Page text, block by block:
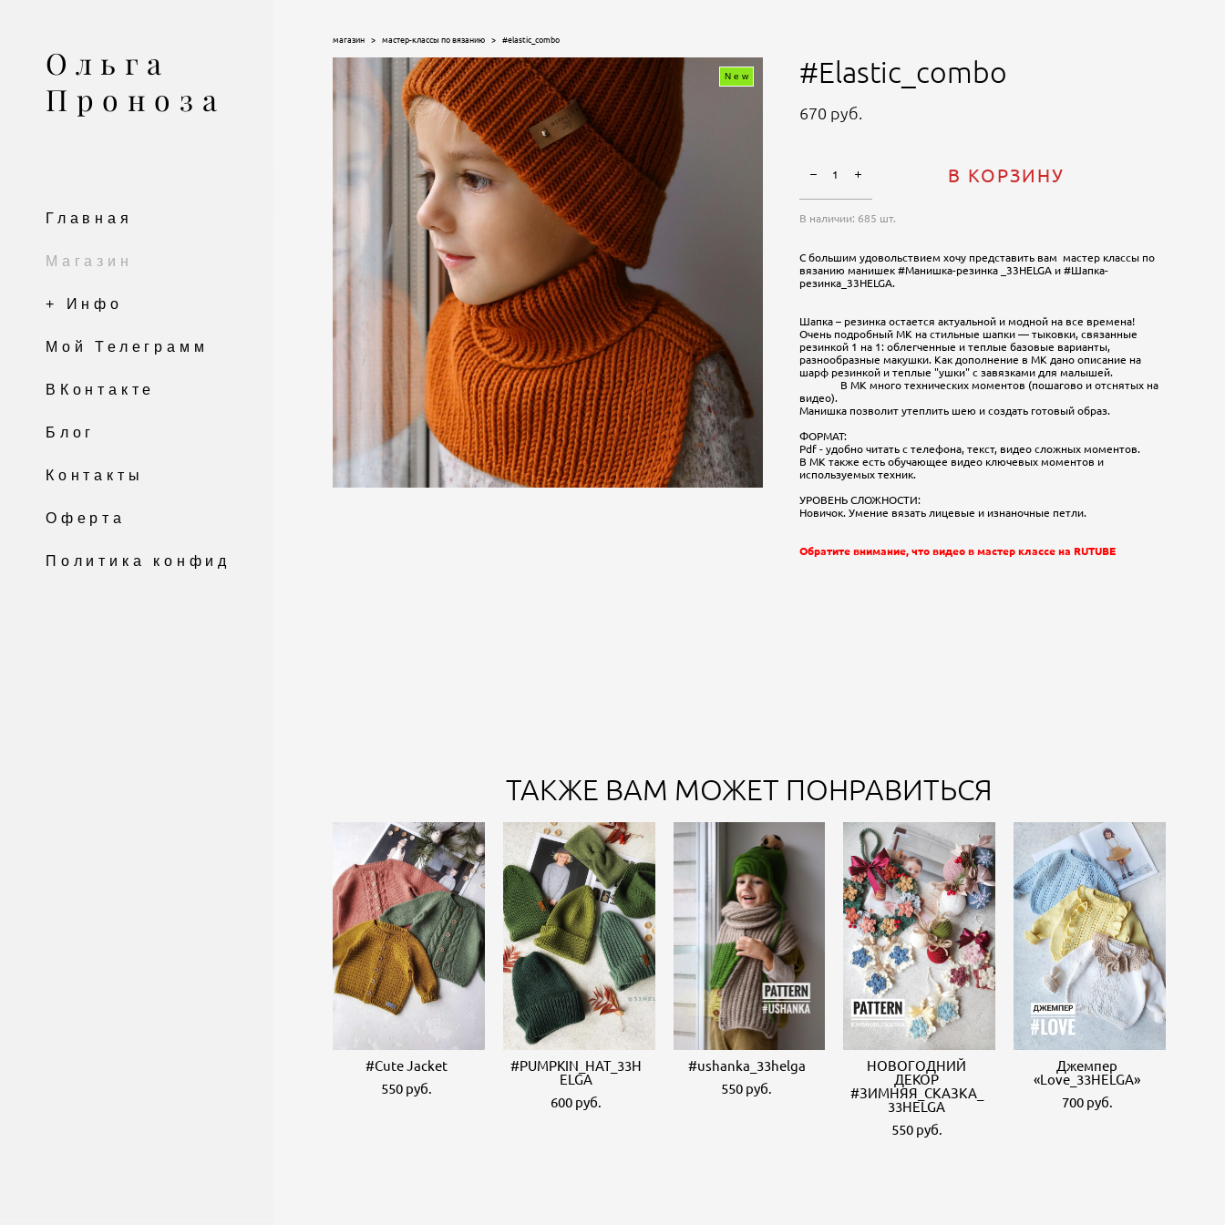
Ольга
Проноза
Главная
Магазин
+ Инфо
Мой Телеграмм
ВКонтакте
Блог
Контакты
Оферта
Политика конфиденциальности
магазин > мастер-классы по вязанию > #elastic_combo
New #Elastic_combo
670 pуб.
В наличии: 685 шт.
В КОРЗИНУ
C большим удовольствием хочу представить вам мастер классы по
вязанию манишек #Манишка-резинка _33HELGA и #Шапка-
резинка_33HELGA.
Шапка – резинка остается актуальной и модной на все времена!
Очень подробный МК на стильные шапки — тыковки, связанные
резинкой 1 на 1: облегченные и теплые базовые варианты,
разнообразные макушки. Как дополнение в МК дано описание на
шарф резинкой и теплые "ушки" c завязками для малышей.
В МК​ много технических моментов (пошагово и отснятых на
видео).
Манишка позволит утеплить шею и создать готовый образ.
ФОРМАТ:
Pdf - удобно читать с телефона, текст, видео сложных моментов.
В МК также есть обучающее видео ключевых моментов и
используемых техник.
УРОВЕНЬ СЛОЖНОСТИ:
Новичок. Умение вязать лицевые и изнаночные петли.
Обратите внимание, что видео в мастер классе на RUTUBE
ТАКЖЕ ВАМ МОЖЕТ ПОНРАВИТЬСЯ
#Cute Jacket
550 pуб.
#PUMPKIN_HAT_33H
ELGA
600 pуб.
#ushanka_33helga
550 pуб.
НОВОГОДНИЙ
ДЕКОР
#ЗИМНЯЯ_СКАЗКА_
33HELGA
550 pуб.
Джемпер
«Love_33HELGA»
700 pуб.